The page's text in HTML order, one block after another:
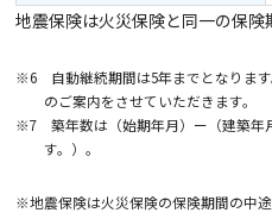
地震保険は火災保険と同一の保険
※6 自動継続期間は5年までとなります
のご案内をさせていただきます。
※7 築年数は（始期年月）ー（建築年
す。）。
※地震保険は火災保険の保険期間の中